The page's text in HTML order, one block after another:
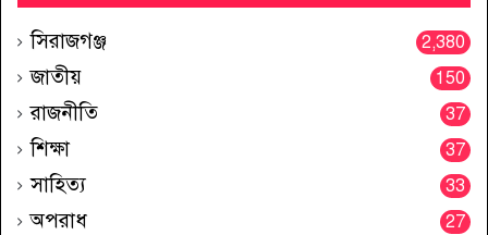
সিরাজগঞ্জ 2,380
জাতীয় 150
রাজনীতি 37
শিক্ষা 37
সাহিত্য 33
অপরাধ 27